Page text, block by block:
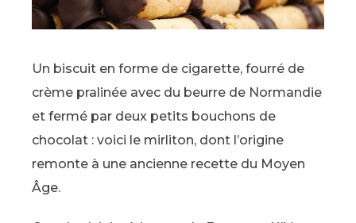
Un biscuit en forme de cigarette, fourré de
crème pralinée avec du beurre de Normandie
et fermé par deux petits bouchons de
chocolat : voici le mirliton, dont l’origine
remonte à une ancienne recette du Moyen
Âge.